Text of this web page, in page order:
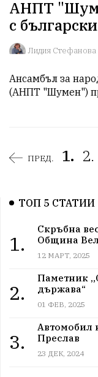
АНПТ
с
Лидия Стефанова
Ансамбъл за
(АНПТ "Шумен")
ПРЕД. 1. 2.
ТОП 5 СТАТИИ
1.
Скръбна
Община
12 МАРТ, 2025
2.
Паметник
държава“
01 ФЕВ, 2025
3.
Автомобил
Преслав
23 ДЕК, 2024